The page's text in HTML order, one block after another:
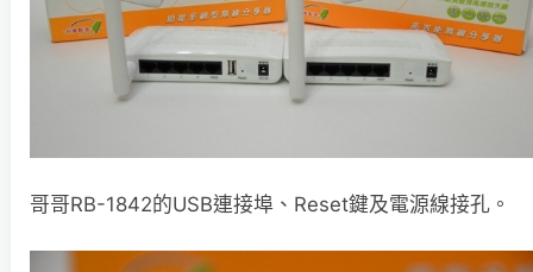
哥哥RB-1842的USB連接埠、Reset鍵及電源線接孔。